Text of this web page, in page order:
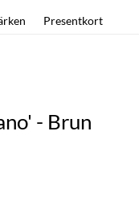
Presentkort
- Brun